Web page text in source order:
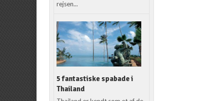
rejsen...
5 fantastiske spabade i
Thailand